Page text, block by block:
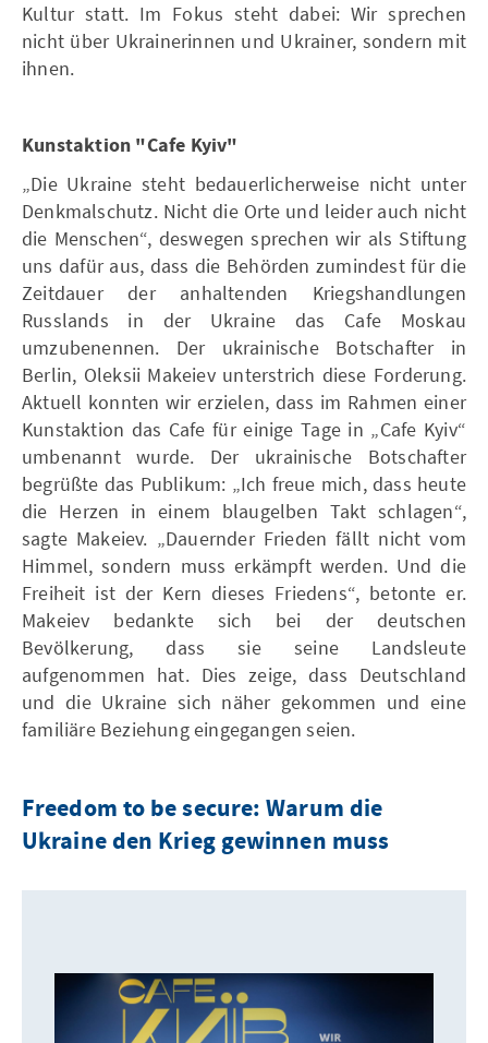
Kultur statt. Im Fokus steht dabei: Wir sprechen
nicht über Ukrainerinnen und Ukrainer, sondern mit
ihnen.
Kunstaktion "Cafe Kyiv"
„Die Ukraine steht bedauerlicherweise nicht unter
Denkmalschutz. Nicht die Orte und leider auch nicht
die Menschen“, deswegen sprechen wir als Stiftung
uns dafür aus, dass die Behörden zumindest für die
Zeitdauer der anhaltenden Kriegshandlungen
Russlands in der Ukraine das Cafe Moskau
umzubenennen. Der ukrainische Botschafter in
Berlin, Oleksii Makeiev unterstrich diese Forderung.
Aktuell konnten wir erzielen, dass im Rahmen einer
Kunstaktion das Cafe für einige Tage in „Cafe Kyiv“
umbenannt wurde. Der ukrainische Botschafter
begrüßte das Publikum: „Ich freue mich, dass heute
die Herzen in einem blaugelben Takt schlagen“,
sagte Makeiev. „Dauernder Frieden fällt nicht vom
Himmel, sondern muss erkämpft werden. Und die
Freiheit ist der Kern dieses Friedens“, betonte er.
Makeiev bedankte sich bei der deutschen
Bevölkerung, dass sie seine Landsleute
aufgenommen hat. Dies zeige, dass Deutschland
und die Ukraine sich näher gekommen und eine
familiäre Beziehung eingegangen seien.
Freedom to be secure: Warum die
Ukraine den Krieg gewinnen muss